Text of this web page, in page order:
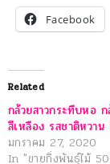
Facebook
Related
กล้วยสาวกระทืบหอ
สีเหลือง รสชาติหวา
มกราคม 27, 2020
In "ขายกิ่งพันธุ์ไม้